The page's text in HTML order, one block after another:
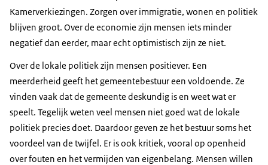
Kamerverkiezingen. Zorgen over immigratie, wonen en politiek
blijven groot. Over de economie zijn mensen iets minder
negatief dan eerder, maar echt optimistisch zijn ze niet.
Over de lokale politiek zijn mensen positiever. Een
meerderheid geeft het gemeentebestuur een voldoende. Ze
vinden vaak dat de gemeente deskundig is en weet wat er
speelt. Tegelijk weten veel mensen niet goed wat de lokale
politiek precies doet. Daardoor geven ze het bestuur soms het
voordeel van de twijfel. Er is ook kritiek, vooral op openheid
over fouten en het vermijden van eigenbelang. Mensen willen